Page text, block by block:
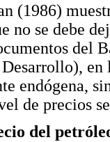
(1986)
no se debe
del
endógena,
de precios
del